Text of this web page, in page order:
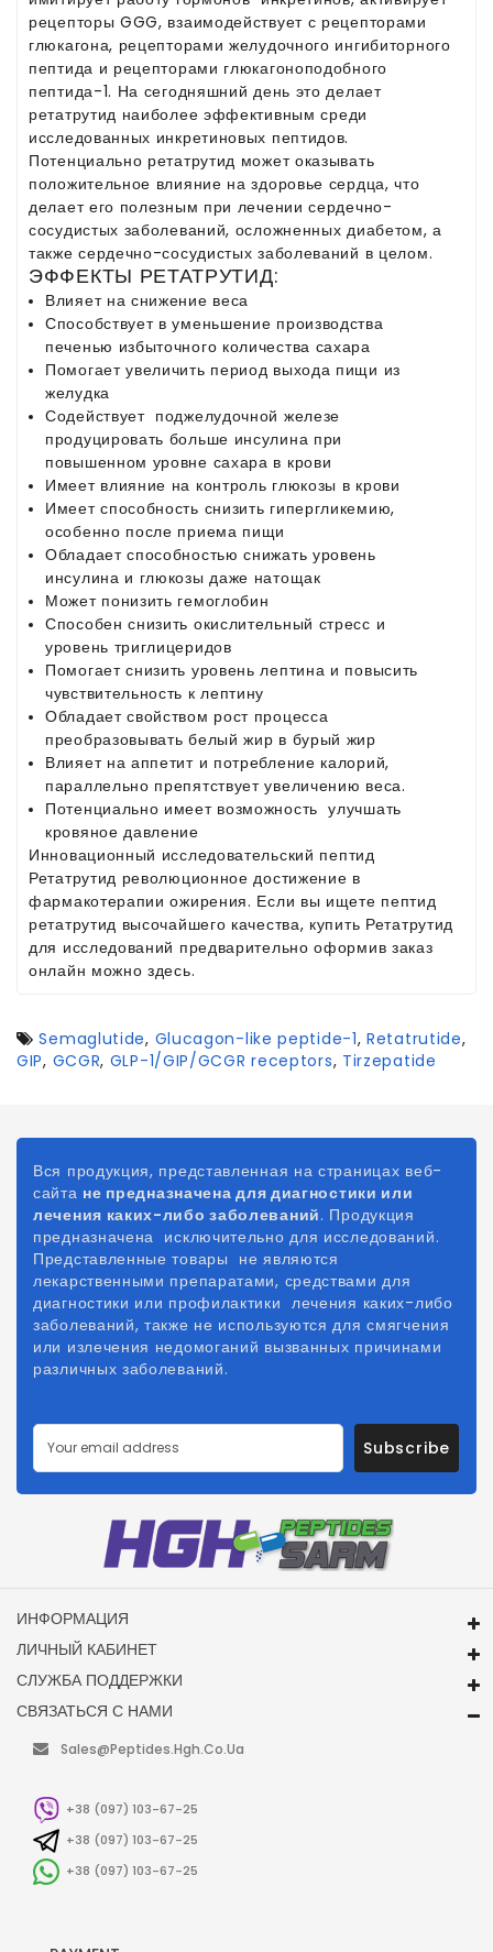
рецепторы GGG, взаимодействует с рецепторами
глюкагона, рецепторами желудочного ингибиторного
пептида и рецепторами глюкагоноподобного
пептида-1. На сегодняшний день это делает
ретатрутид наиболее эффективным среди
исследованных инкретиновых пептидов.
Потенциально ретатрутид может оказывать
положительное влияние на здоровье сердца, что
делает его полезным при лечении сердечно-
сосудистых заболеваний, осложненных диабетом, а
также сердечно-сосудистых заболеваний в целом.
ЭФФЕКТЫ РЕТАТРУТИД:
Влияет на снижение веса
Способствует в уменьшение производства
печенью избыточного количества сахара
Помогает увеличить период выхода пищи из
желудка
Содействует поджелудочной железе
продуцировать больше инсулина при
повышенном уровне сахара в крови
Имеет влияние на контроль глюкозы в крови
Имеет способность снизить гипергликемию,
особенно после приема пищи
Обладает способностью снижать уровень
инсулина и глюкозы даже натощак
Может понизить гемоглобин
Способен снизить окислительный стресс и
уровень триглицеридов
Помогает снизить уровень лептина и повысить
чувствительность к лептину
Обладает свойством рост процесса
преобразовывать белый жир в бурый жир
Влияет на аппетит и потребление калорий,
параллельно препятствует увеличению веса.
Потенциально имеет возможность улучшать
кровяное давление
Инновационный исследовательский пептид
Ретатрутид революционное достижение в
фармакотерапии ожирения. Если вы ищете пептид
ретатрутид высочайшего качества, купить Ретатрутид
для исследований предварительно оформив заказ
онлайн можно здесь.
Semaglutide, Glucagon-like peptide-1,Retatrutide,
GIP, GCGR, GLP-1/GIP/GCGR receptors, Tirzepatide
Вся продукция, представленная на страницах веб-
сайта не предназначена для диагностики или
лечения каких-либо заболеваний. Продукция
предназначена исключительно для исследований.
Представленные товары не являются
лекарственными препаратами, средствами для
диагностики или профилактики лечения каких-либо
заболеваний, также не используются для смягчения
или излечения недомоганий вызванных причинами
различных заболеваний.
Subscribe
ИНФОРМАЦИЯ
ЛИЧНЫЙ КАБИНЕТ
СЛУЖБА ПОДДЕРЖКИ
СВЯЗАТЬСЯ С НАМИ
Sales@peptides.hgh.co.ua
+38 (097) 103-67-25
+38 (097) 103-67-25
+38 (097) 103-67-25